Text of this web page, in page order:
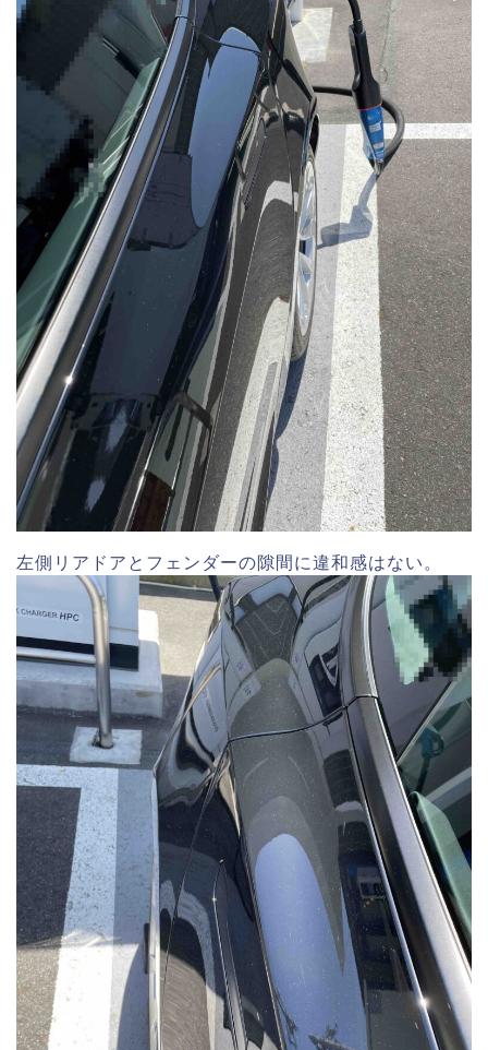
左側リアドアとフェンダーの隙間に違和感はない。